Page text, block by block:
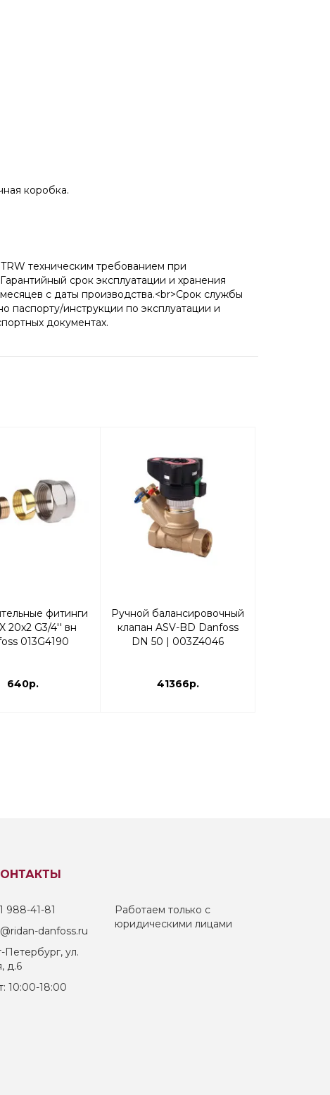
коробка.
техническим требованием при
срок эксплуатации и хранения
с даты производства.<br>Срок службы
паспорту/инструкции по эксплуатации и
документах.
фитинги
20x2 G3/4'' вн
013G4190
640р.
Ручной балансировочный
клапан ASV-BD Danfoss
DN 50 | 003Z4046
41366р.
988-41-81
danfoss.ru
Петербург, ул.
д.6
10:00-18:00
Работаем только с
юридическими лицами